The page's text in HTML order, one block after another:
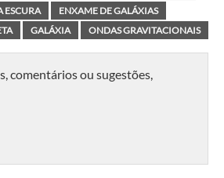
ESCURA
ENXAME DE GALÁXIAS
GALÁXIA ONDAS GRAVITACIONAIS
comentários ou sugestões,